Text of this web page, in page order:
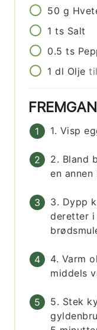
50 g
1 ts Salt
0.5 ts
1 dl Olje
1. Visp
2. Bland
en annen
3. Dypp
deretter
4. Varm
middels
5. Stek